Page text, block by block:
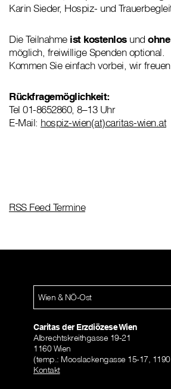
Karin Sieder, Hospiz- und
Die Teilnahme ist kostenlosund
möglich, freiwillige Spenden optional.
Kommen Sie einfach vorbei, wir
Rückfragemöglichkeit:
Tel 01-8652860, 8–13 Uhr
E-Mail: hospiz-wien(at)caritas-wien.at
RSS Feed Termine
Wien & NÖ-Ost
Caritas der Erzdiözese Wien
Albrechtskreithgasse 19-21
1160 Wien
(temp.: Mooslackengasse 15-17, 1190
Kontakt